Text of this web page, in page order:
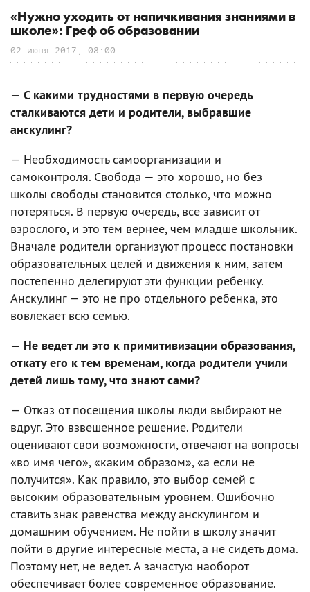
«Нужно уходить от напичкивания знаниями в
школе»: Греф об образовании
02 июня 2017, 08:00
— С какими трудностями в первую очередь
сталкиваются дети и родители, выбравшие
анскулинг?
— Необходимость самоорганизации и
самоконтроля. Свобода — это хорошо, но без
школы свободы становится столько, что можно
потеряться. В первую очередь, все зависит от
взрослого, и это тем вернее, чем младше школьник.
Вначале родители организуют процесс постановки
образовательных целей и движения к ним, затем
постепенно делегируют эти функции ребенку.
Анскулинг — это не про отдельного ребенка, это
вовлекает всю семью.
— Не ведет ли это к примитивизации образования,
откату его к тем временам, когда родители учили
детей лишь тому, что знают сами?
— Отказ от посещения школы люди выбирают не
вдруг. Это взвешенное решение. Родители
оценивают свои возможности, отвечают на вопросы
«во имя чего», «каким образом», «а если не
получится». Как правило, это выбор семей с
высоким образовательным уровнем. Ошибочно
ставить знак равенства между анскулингом и
домашним обучением. Не пойти в школу значит
пойти в другие интересные места, а не сидеть дома.
Поэтому нет, не ведет. А зачастую наоборот
обеспечивает более современное образование.